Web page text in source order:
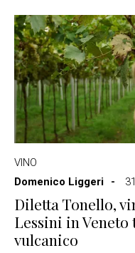
VINO
Domenico Liggeri
Diletta Tonello,
Lessini in
vulcanico